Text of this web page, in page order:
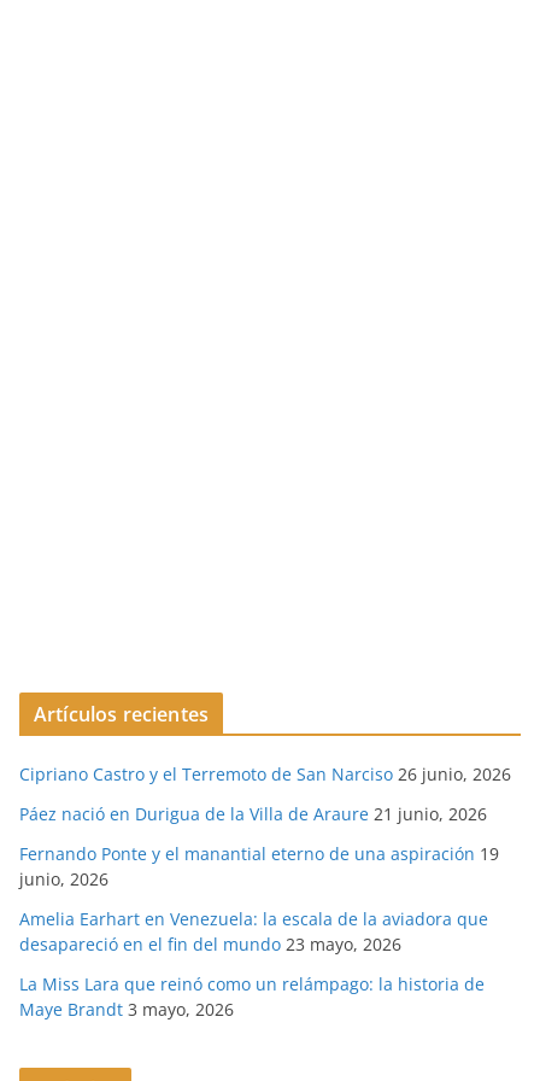
Artículos recientes
Cipriano Castro y el Terremoto de San Narciso 26 junio, 2026
Páez nació en Durigua de la Villa de Araure 21 junio, 2026
Fernando Ponte y el manantial eterno de una aspiración 19
junio, 2026
Amelia Earhart en Venezuela: la escala de la aviadora que
desapareció en el fin del mundo 23 mayo, 2026
La Miss Lara que reinó como un relámpago: la historia de
Maye Brandt 3 mayo, 2026